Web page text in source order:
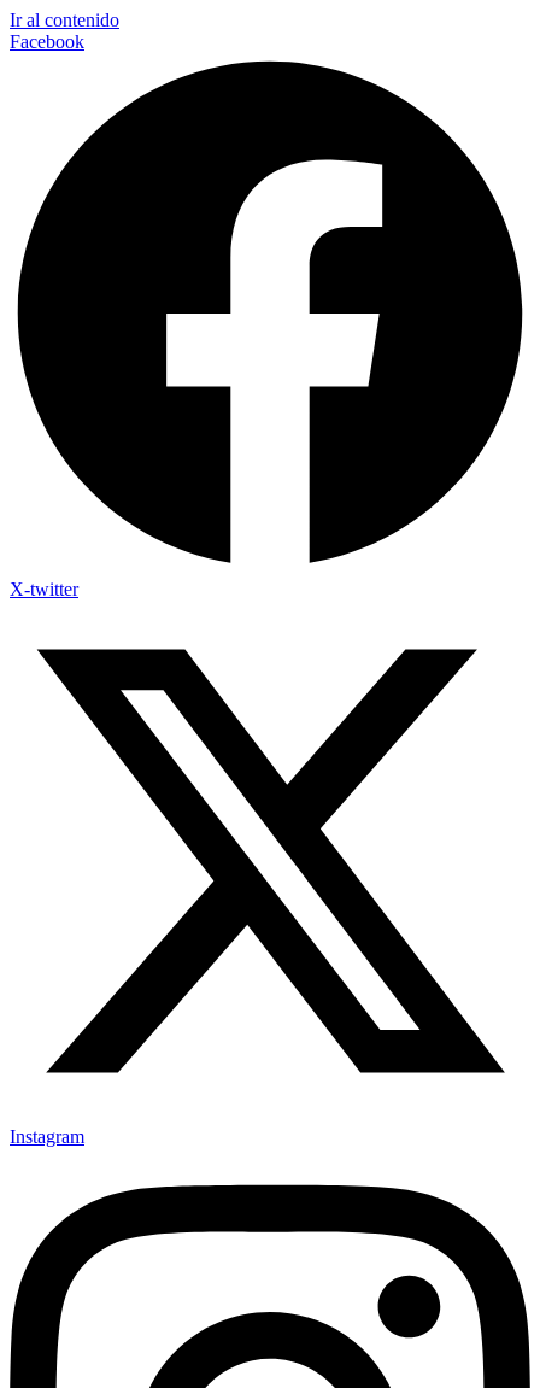
Ir al contenido
Facebook
X-twitter
Instagram